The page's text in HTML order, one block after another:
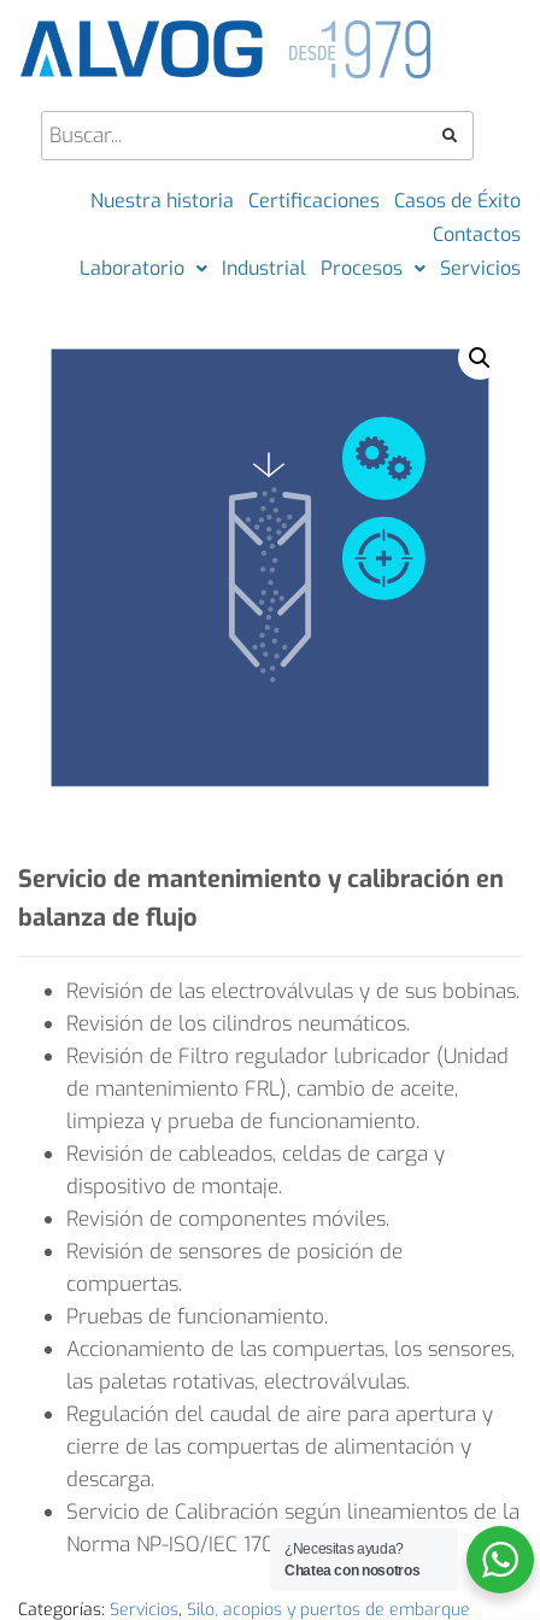
Nuestra historia Certificaciones
Casos de Éxito
Contactos
Laboratorio
Industrial Procesos Servicios
Servicio de mantenimiento y calibración en
balanza de flujo
Revisión de las electroválvulas y de sus bobinas.
Revisión de los cilindros neumáticos.
Revisión de Filtro regulador lubricador (Unidad
de mantenimiento FRL), cambio de aceite,
limpieza y prueba de funcionamiento.
Revisión de cableados, celdas de carga y
dispositivo de montaje.
Revisión de componentes móviles.
Revisión de sensores de posición de
compuertas.
Pruebas de funcionamiento.
Accionamiento de las compuertas, los sensores,
las paletas rotativas, electroválvulas.
Regulación del caudal de aire para apertura y
cierre de las compuertas de alimentación y
descarga.
Servicio de Calibración según lineamientos de la
Norma NP-ISO/IEC 17025:2018.
Categorías: Servicios, Silo, acopios y puertos de embarque
¿Necesitas ayuda?
Chatea con nosotros